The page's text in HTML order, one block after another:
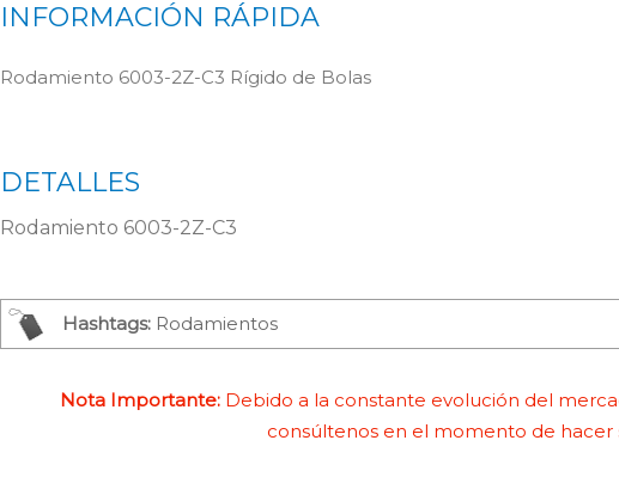
INFORMACIÓN RÁPIDA
Rodamiento 6003-2Z-C3 Rígido de Bolas
DETALLES
Rodamiento 6003-2Z-C3
Hashtags: Rodamientos
Nota Importante: Debido a la constante evolución del
consúltenos en el momento de hacer